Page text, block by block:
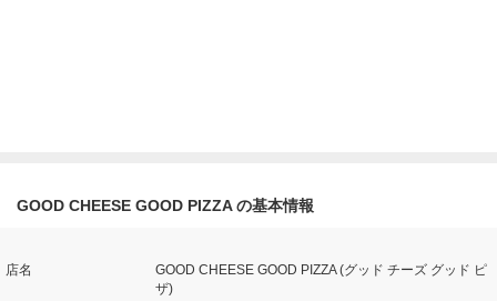
GOOD CHEESE GOOD PIZZA の基本情報
店名
GOOD CHEESE GOOD PIZZA (グッド チーズ グッド ピ
ザ)